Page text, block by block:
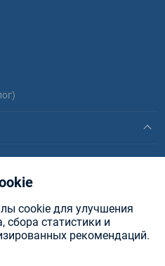
Планета Здоровья - аптеки в
Гродно и других городах РБ.
cookie для улучшения
сбора статистики и
рекомендаций.